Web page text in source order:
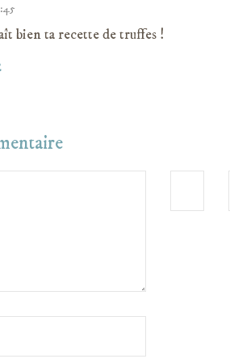
bien ta recette de truffes !